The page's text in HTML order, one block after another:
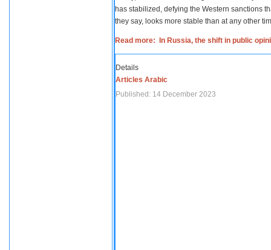
has stabilized, defying the Western sanctions
they say, looks more stable than at any other
Read more: In Russia, the shift in public
Details
Articles Arabic
Published: 14 December 2023